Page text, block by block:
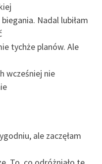
Nadal lubiłam
tychże planów. Ale
wcześniej nie
ale zaczęłam